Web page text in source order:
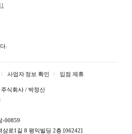
.
사업자 정보 확인 입점 제휴
식회사 / 박정신
-00859
삼로1길 8 평익빌딩 2층 [06242]